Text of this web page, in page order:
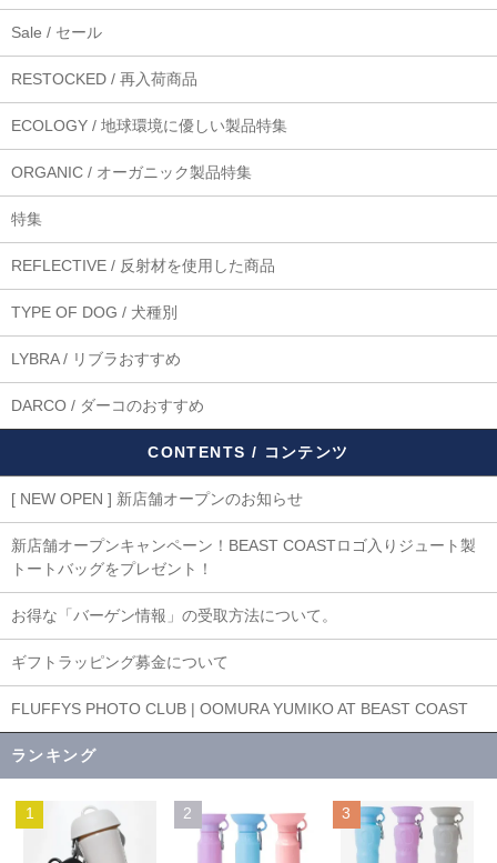
Sale / セール
RESTOCKED / 再入荷商品
ECOLOGY / 地球環境に優しい製品特集
ORGANIC / オーガニック製品特集
特集
REFLECTIVE / 反射材を使用した商品
TYPE OF DOG / 犬種別
LYBRA / リブラおすすめ
DARCO / ダーコのおすすめ
CONTENTS / コンテンツ
[ NEW OPEN ] 新店舗オープンのお知らせ
新店舗オープンキャンペーン！BEAST COASTロゴ入りジュート製
トートバッグをプレゼント！
お得な「バーゲン情報」の受取方法について。
ギフトラッピング募金について
FLUFFYS PHOTO CLUB | OOMURA YUMIKO AT BEAST COAST
ランキング
1 2 3